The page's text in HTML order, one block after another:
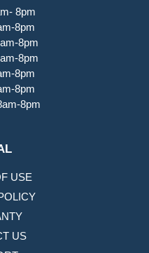
8pm
8pm
8pm
8pm
8pm
8pm
8pm
USE
US